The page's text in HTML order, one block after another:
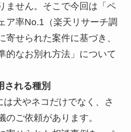
ません。そこで今回は「ペ
ア率No.1（楽天リサーチ調
寄せられた案件に基づき、
的なお別れ方法」について
される種別
犬やネコだけでなく、さ
のご依頼があります。